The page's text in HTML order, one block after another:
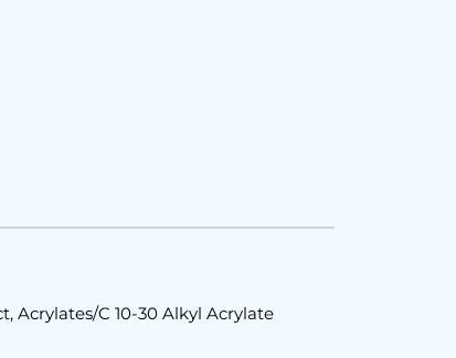
Acrylates/C 10-30 Alkyl Acrylate